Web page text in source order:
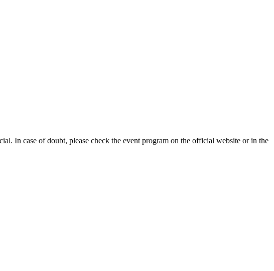
In case of doubt, please check the event program on the official website or in the